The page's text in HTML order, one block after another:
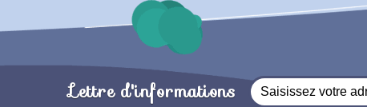
Lettre d'informations